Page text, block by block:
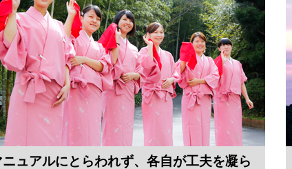
ニュアルにとらわれず、各自が工夫を凝ら